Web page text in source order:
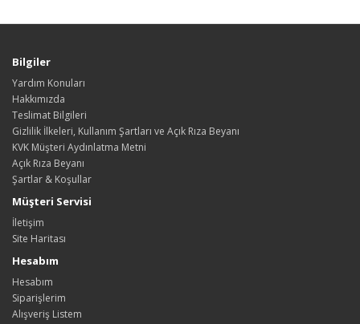
Bilgiler
Yardım Konuları
Hakkımızda
Teslimat Bilgileri
Gizlilik İlkeleri, Kullanım Şartları ve Açık Rıza Beyanı
KVK Müşteri Aydınlatma Metni
Açık Rıza Beyanı
Şartlar & Koşullar
Müşteri Servisi
İletişim
Site Haritası
Hesabım
Hesabım
Siparişlerim
Alışveriş Listem